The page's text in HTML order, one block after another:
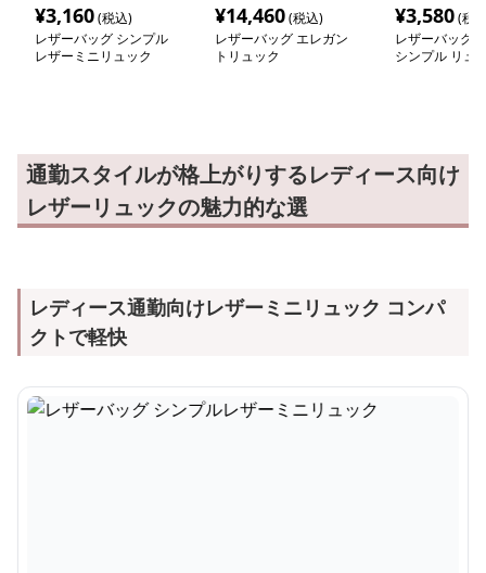
¥3,160(税込)
レザーバッグ シンプル
レザーミニリュック
¥14,460(税込)
レザーバッグ エレガン
トリュック
¥3,580(税
レザーバッグ
シンプル リュ
通勤スタイルが格上がりするレディース向け
レザーリュックの魅力的な選
レディース通勤向けレザーミニリュック コンパ
クトで軽快